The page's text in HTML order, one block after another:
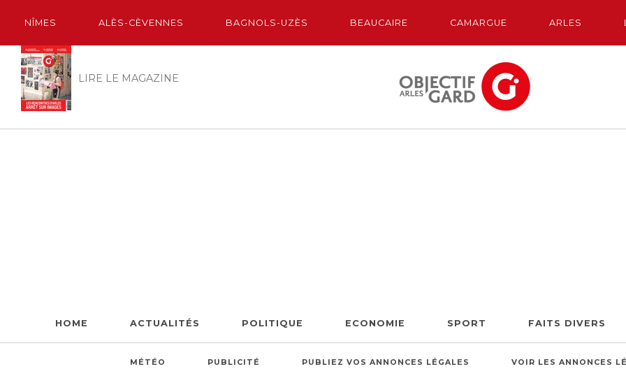
NÎMES ALÈS-CÈVENNES BAGNOLS-UZÈS BEAUCAIRE CAMARGUE ARLES
LIRE LE MAGAZINE
HOME ACTUALITÉS POLITIQUE ECONOMIE SPORT FAITS DIVERS
MÉTÉO PUBLICITÉ PUBLIEZ VOS ANNONCES LÉGALES VOIR LES ANNONCES